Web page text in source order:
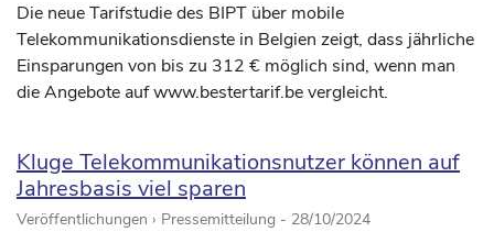
Die neue Tarifstudie des BIPT über mobile
Telekommunikationsdienste in Belgien zeigt, dass jährliche
Einsparungen von bis zu 312 € möglich sind, wenn man
die Angebote auf www.bestertarif.be vergleicht.
Kluge Telekommunikationsnutzer können auf
Jahresbasis viel sparen
Veröffentlichungen › Pressemitteilung - 28/10/2024